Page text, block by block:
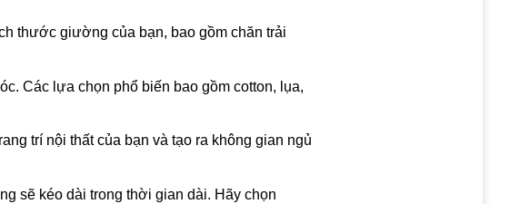
thước giường của bạn, bao gồm chăn trải
Các lựa chọn phổ biến bao gồm cotton, lụa,
trí nội thất của bạn và tạo ra không gian ngủ
sẽ kéo dài trong thời gian dài. Hãy chọn